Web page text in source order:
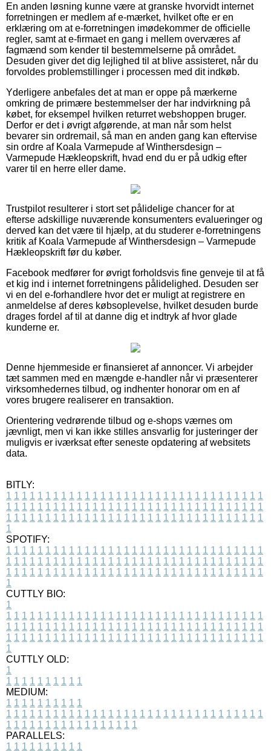
En anden løsning kunne være at granske hvorvidt internet
forretningen er medlem af e-mærket, hvilket ofte er en
erklæring om at e-forretningen imødekommer de officielle
regler, samt at e-firmaet en gang i mellem overværes af
fagmænd som kender til bestemmelserne på området.
Desuden giver det dig lejlighed til at blive assisteret, når du
forvoldes problemstillinger i processen med dit indkøb.
Yderligere anbefales det at man er oppe på mærkerne
omkring de primære bestemmelser der har indvirkning på
købet, for eksempel hvilken returret webshoppen bruger.
Derfor er det i øvrigt afgørende, at man når som helst
bevarer sin ordremail, så man en anden gang kan eftervise
sin ordre af Koala Varmepude af Winthersdesign –
Varmepude Hækleopskrift, hvad end du er på udkig efter
varer til en herre eller dame.
Trustpilot resulterer i stort set pålidelige chancer for at
efterse adskillige nuværende konsumenters evalueringer og
derved kan det være til hjælp, at du studerer e-forretningens
kritik af Koala Varmepude af Winthersdesign – Varmepude
Hækleopskrift før du køber.
Facebook medfører for øvrigt forholdsvis fine genveje til at få
et kig ind i internet forretningens pålidelighed. Desuden ser
vi en del e-forhandlere hvor det er muligt at registrere en
anmeldelse af deres købsoplevelse, hvilket desuden burde
drages fordel af til at danne dig et indtryk af hvor glade
kunderne er.
Denne hjemmeside er finansieret af annoncer. Vi arbejder
tæt sammen med en mængde e-handler når vi præsenterer
virksomhedernes tilbud, og indhenter honorar om en af
vores brugere realiserer en transaktion.
Orientering vedrørende tilbud og e-shops værnes om
jævnligt, men vi kan ikke stilles ansvarlig for justeringer der
muligvis er iværksat efter seneste opdatering af websitets
data.
BITLY:
1 1 1 1 1 1 1 1 1 1 1 1 1 1 1 1 1 1 1 1 1 1 1 1 1 1 1 1 1 1 1 1 1
1 1 1 1 1 1 1 1 1 1 1 1 1 1 1 1 1 1 1 1 1 1 1 1 1 1 1 1 1 1 1 1 1
1 1 1 1 1 1 1 1 1 1 1 1 1 1 1 1 1 1 1 1 1 1 1 1 1 1 1 1 1 1 1 1 1
1
SPOTIFY:
1 1 1 1 1 1 1 1 1 1 1 1 1 1 1 1 1 1 1 1 1 1 1 1 1 1 1 1 1 1 1 1 1
1 1 1 1 1 1 1 1 1 1 1 1 1 1 1 1 1 1 1 1 1 1 1 1 1 1 1 1 1 1 1 1 1
1 1 1 1 1 1 1 1 1 1 1 1 1 1 1 1 1 1 1 1 1 1 1 1 1 1 1 1 1 1 1 1 1
1
CUTTLY BIO:
1
1 1 1 1 1 1 1 1 1 1 1 1 1 1 1 1 1 1 1 1 1 1 1 1 1 1 1 1 1 1 1 1 1
1 1 1 1 1 1 1 1 1 1 1 1 1 1 1 1 1 1 1 1 1 1 1 1 1 1 1 1 1 1 1 1 1
1 1 1 1 1 1 1 1 1 1 1 1 1 1 1 1 1 1 1 1 1 1 1 1 1 1 1 1 1 1 1 1 1
1
CUTTLY OLD:
1
1 1 1 1 1 1 1 1 1 1
MEDIUM:
1 1 1 1 1 1 1 1 1 1
1 1 1 1 1 1 1 1 1 1 1 1 1 1 1 1 1 1 1 1 1 1 1 1 1 1 1 1 1 1 1 1 1
1 1 1 1 1 1 1 1 1 1 1 1 1 1 1 1 1
PARALLELS:
1 1 1 1 1 1 1 1 1 1